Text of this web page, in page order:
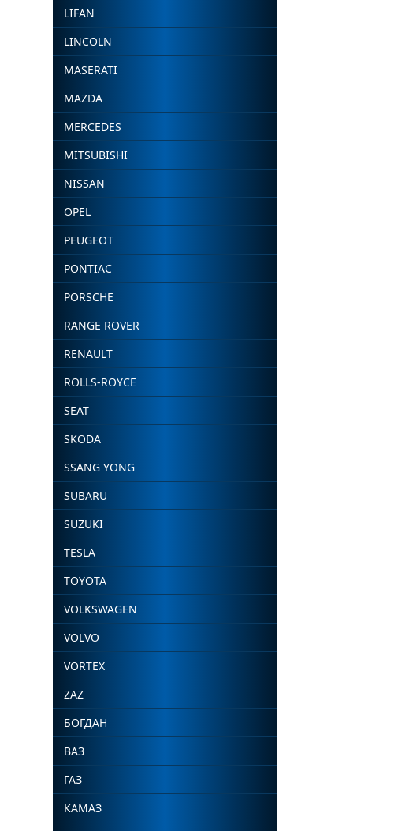
LIFAN
LINCOLN
MASERATI
MAZDA
MERCEDES
MITSUBISHI
NISSAN
OPEL
PEUGEOT
PONTIAC
PORSCHE
RANGE ROVER
RENAULT
ROLLS-ROYCE
SEAT
SKODA
SSANG YONG
SUBARU
SUZUKI
TESLA
TOYOTA
VOLKSWAGEN
VOLVO
VORTEX
ZAZ
БОГДАН
ВАЗ
ГАЗ
КАМАЗ